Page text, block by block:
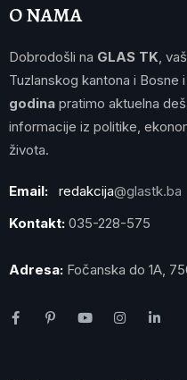
O NAMA
Dobrodošli na GLAS TK ,
Tuzlanskog kantona i Bosne
godina pratimo aktuelna
informacije iz politike,
života.
Email: redakcija@glastk.ba
Kontakt: 035-228-575
Adresa: Fočanska do 1A,